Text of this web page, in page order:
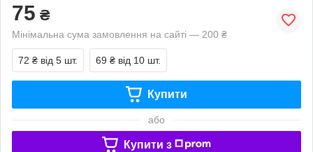
75 ₴
Мінімальна сума замовлення на сайті — 200 ₴
72 ₴ від 5 шт. 69 ₴ від 10 шт.
Купити
або
Купити з